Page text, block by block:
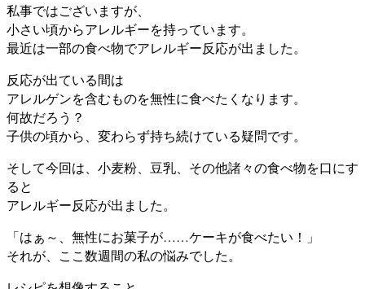
私事ではございますが、
小さい頃からアレルギーを持っています。
最近は一部の食べ物でアレルギー反応が出ました。
反応が出ている間は
アレルゲンを含むものを無性に食べたくなります。
何故だろう？
子供の頃から、変わらず持ち続けている疑問です。
そして今回は、小麦粉、豆乳、その他諸々の食べ物を口にす
ると
アレルギー反応が出ました。
「はぁ～、無性にお菓子が……ケーキが食べたい！」
それが、ここ数週間の私の悩みでした。